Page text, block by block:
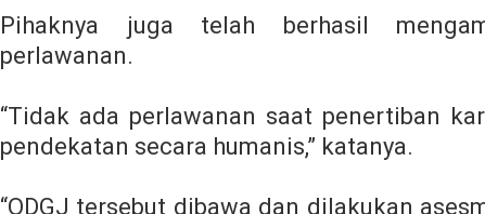
Pihaknya juga telah berhasil
perlawanan.
“Tidak ada perlawanan saat penertiban
pendekatan secara humanis,” katanya.
“ODGJ tersebut dibawa dan dilakukan